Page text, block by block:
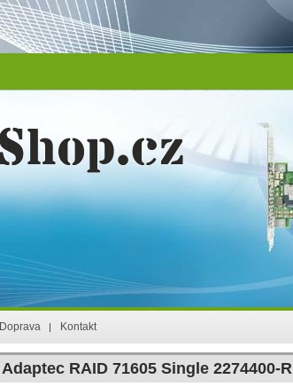
Doprava Kontakt
Adaptec RAID 71605 Single 2274400-R